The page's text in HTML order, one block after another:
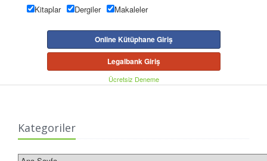
Kitaplar
Dergiler Makaleler
Online Kütüphane Giriş
Legalbank Giriş
Ücretsiz Deneme
Kategoriler